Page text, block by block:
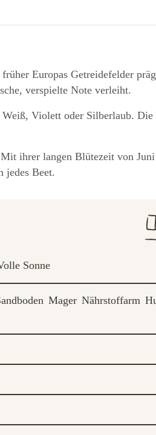
Europas Getreidefelder
verspielte Note verleiht.
Violett oder Silberlaub. Die
ihrer langen Blütezeit von
jedes Beet.
Sonne
Mager Nährstoffarm